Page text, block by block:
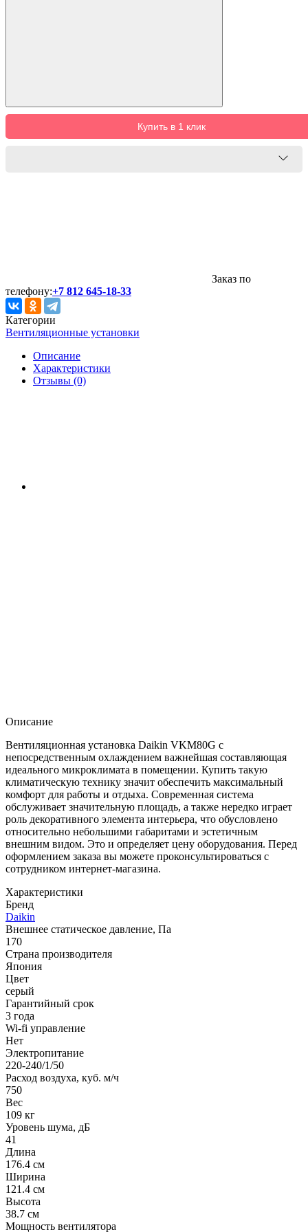
Купить в 1 клик
Заказ по
телефону:+7 812 645-18-33
Категории
Вентиляционные установки
Описание
Характеристики
Отзывы (0)
Описание
Вентиляционная установка Daikin VKM80G с
непосредственным охлаждением важнейшая составляющая
идеального микроклимата в помещении. Купить такую
климатическую технику значит обеспечить максимальный
комфорт для работы и отдыха. Современная система
обслуживает значительную площадь, а также нередко играет
роль декоративного элемента интерьера, что обусловлено
относительно небольшими габаритами и эстетичным
внешним видом. Это и определяет цену оборудования. Перед
оформлением заказа вы можете проконсультироваться с
сотрудником интернет-магазина.
Характеристики
Бренд
Daikin
Внешнее статическое давление, Па
170
Страна производителя
Япония
Цвет
серый
Гарантийный срок
3 года
Wi-fi управление
Нет
Электропитание
220-240/1/50
Расход воздуха, куб. м/ч
750
Вес
109 кг
Уровень шума, дБ
41
Длина
176.4 см
Ширина
121.4 см
Высота
38.7 см
Мощность вентилятора